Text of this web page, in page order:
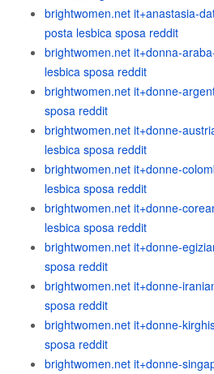
brightwomen.net it+anastasia-
posta lesbica sposa reddit
brightwomen.net it+donna-
lesbica sposa reddit
brightwomen.net it+donne-
sposa reddit
brightwomen.net it+donne-
lesbica sposa reddit
brightwomen.net it+donne-
lesbica sposa reddit
brightwomen.net it+donne-
lesbica sposa reddit
brightwomen.net it+donne-
sposa reddit
brightwomen.net it+donne-
sposa reddit
brightwomen.net it+donne-
sposa reddit
brightwomen.net it+donne-